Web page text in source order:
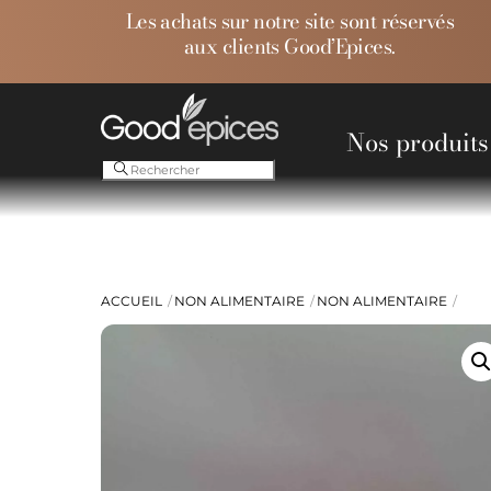
Les achats sur notre site sont réservés
aux clients Good’Epices.
Nos produits
ACCUEIL NON ALIMENTAIRE NON ALIMENTAIRE